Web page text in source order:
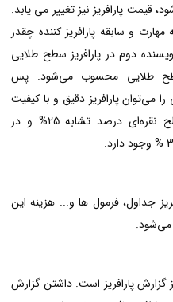
قیمت پارافریز نیز تغییر می یابد.
و سابقه پارافریز کننده چقدر
دوم در پارافریز سطح طلایی
سطح طلایی محسوب می‌شود. پس
می‌توان پارافریز دقیق و با کیفیت
دانست حال آنکه در پارافریزهای سطح نقره‌ای درصد تشابه 25% و در
جداول، فرمول ها و... هزینه این
می‌شود.
گزارش پارافریز است. داشتن گزارش